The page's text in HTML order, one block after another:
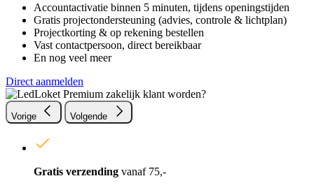
Accountactivatie binnen 5 minuten, tijdens openingstijden
Gratis projectondersteuning (advies, controle & lichtplan)
Projectkorting & op rekening bestellen
Vast contactpersoon, direct bereikbaar
En nog veel meer
Direct aanmelden
Vorige Volgende
Gratis verzending vanaf 75,-